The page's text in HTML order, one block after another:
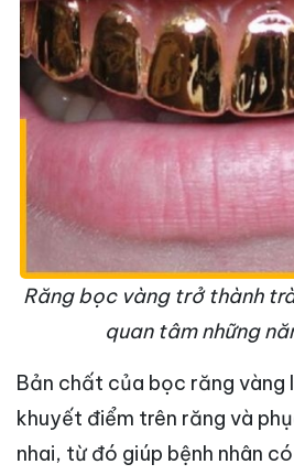
Răng bọc vàng trở thành
quan tâm những
Bản chất của bọc răng vàng
khuyết điểm trên răng và
nhai, từ đó giúp bệnh nhân